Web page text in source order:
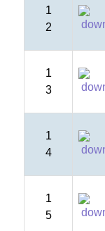
1
2
1
3
1
4
1
5